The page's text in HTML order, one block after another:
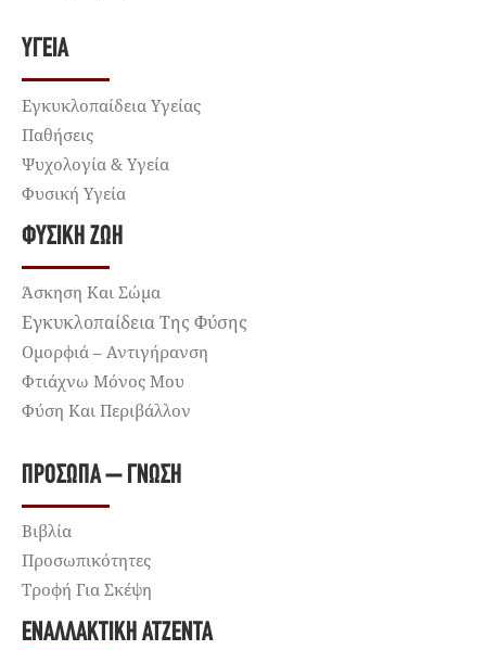
ΥΓΕΊΑ
Εγκυκλοπαίδεια Υγείας
Παθήσεις
Ψυχολογία & Υγεία
Φυσική Υγεία
ΦΥΣΙΚΉ ΖΩΉ
Άσκηση Και Σώμα
Εγκυκλοπαίδεια Της Φύσης
Ομορφιά – Αντιγήρανση
Φτιάχνω Μόνος Μου
Φύση Και Περιβάλλον
ΠΡΌΣΩΠΑ – ΓΝΏΣΗ
Βιβλία
Προσωπικότητες
Τροφή Για Σκέψη
ΕΝΑΛΛΑΚΤΙΚΉ ΑΤΖΈΝΤΑ